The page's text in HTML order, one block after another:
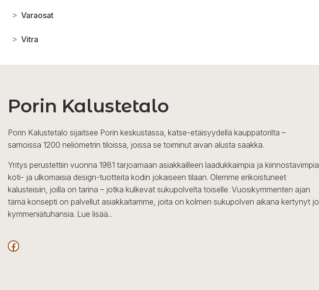
> Varaosat
> Vitra
Porin Kalustetalo
Porin Kalustetalo sijaitsee Porin keskustassa, katse-etäisyydellä kauppatorilta –
samoissa 1200 neliömetrin tiloissa, joissa se toiminut aivan alusta saakka.
Yritys perustettiin vuonna 1981 tarjoamaan asiakkailleen laadukkaimpia ja kiinnostavimpia
koti- ja ulkomaisia design-tuotteita kodin jokaiseen tilaan. Olemme erikoistuneet
kalusteisiin, joilla on tarina – jotka kulkevat sukupolvelta toiselle. Vuosikymmenten ajan
tämä konsepti on palvellut asiakkaitamme, joita on kolmen sukupolven aikana kertynyt jo
kymmeniätuhansia. Lue lisää...
Facebook